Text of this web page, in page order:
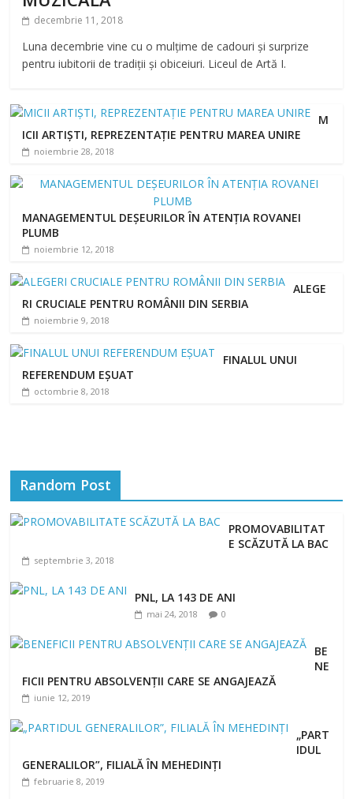
decembrie 11, 2018
Luna decembrie vine cu o mulțime de cadouri și surprize
pentru iubitorii de tradiții și obiceiuri. Liceul de Artă I.
M
ICII ARTIȘTI, REPREZENTAȚIE PENTRU MAREA UNIRE
noiembrie 28, 2018
MANAGEMENTUL DEȘEURILOR ÎN ATENȚIA ROVANEI
PLUMB
noiembrie 12, 2018
ALEGE
RI CRUCIALE PENTRU ROMÂNII DIN SERBIA
noiembrie 9, 2018
FINALUL UNUI
REFERENDUM EȘUAT
octombrie 8, 2018
Random Post
PROMOVABILITAT
E SCĂZUTĂ LA BAC
septembrie 3, 2018
PNL, LA 143 DE ANI
mai 24, 2018 0
BE
NE
FICII PENTRU ABSOLVENȚII CARE SE ANGAJEAZĂ
iunie 12, 2019
„PART
IDUL
GENERALILOR”, FILIALĂ ÎN MEHEDINȚI
februarie 8, 2019